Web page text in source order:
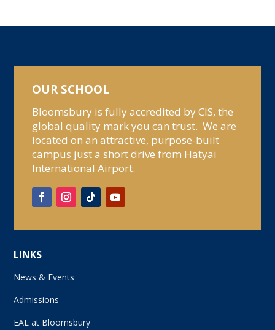
OUR SCHOOL
Bloomsbury is fully accredited by CIS, the
global quality mark you can trust. We are
located on an attractive, purpose-built
campus just a short drive from Hatyai
International Airport.
LINKS
News & Events
Admissions
EAL at Bloomsbury